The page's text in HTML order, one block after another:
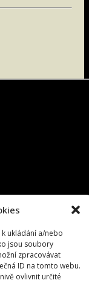
ukládání a/nebo
jsou soubory
zpracovávat
ID na tomto webu.
ovlivnit určité